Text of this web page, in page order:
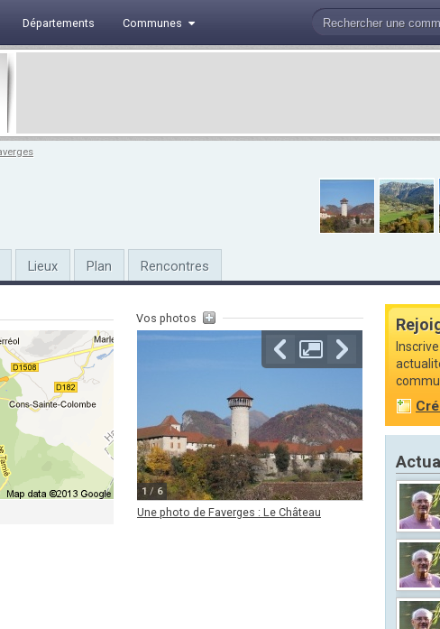
Départements Communes
Lieux Plan Rencontres
Vos photos
1 / 6
Une photo de Faverges : Le Château